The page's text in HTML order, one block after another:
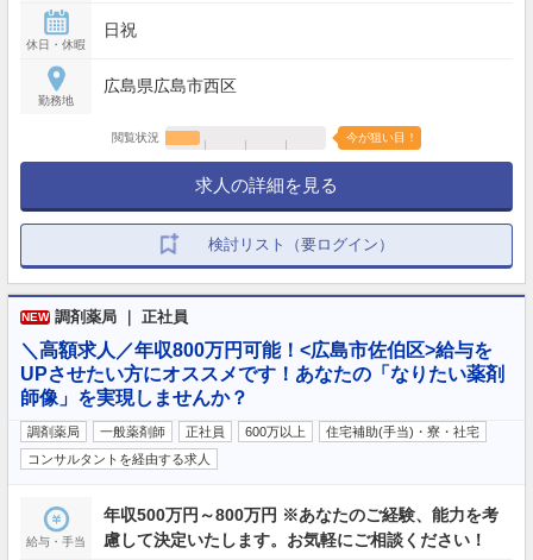
休日・休暇
日祝
勤務地
広島県広島市西区
閲覧状況 今が狙い目！
求人の詳細を見る
検討リスト（要ログイン）
NEW 調剤薬局 ｜ 正社員
＼高額求人／年収800万円可能！<広島市佐伯区>給与を
UPさせたい方にオススメです！あなたの「なりたい薬剤
師像」を実現しませんか？
調剤薬局 一般薬剤師 正社員 600万以上
住宅補助(手当)・寮・社宅
コンサルタントを経由する求人
給与・手当
年収500万円～800万円 ※あなたのご経験、能力を考
慮して決定いたします。お気軽にご相談ください！